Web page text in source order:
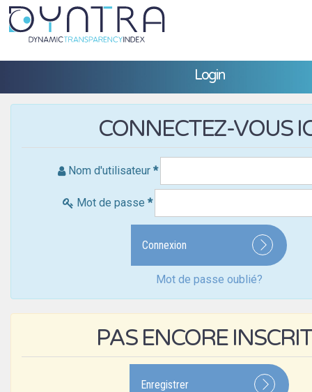
Login
CONNECTEZ-VOUS
Nom d'utilisateur *
Mot de passe *
Connexion
Mot de passe oublié?
PAS ENCORE
Enregistrer